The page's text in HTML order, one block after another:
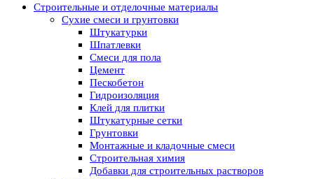
Строительные и отделочные материалы
Сухие смеси и грунтовки
Штукатурки
Шпатлевки
Смеси для пола
Цемент
Пескобетон
Гидроизоляция
Клей для плитки
Штукатурные сетки
Грунтовки
Монтажные и кладочные смеси
Строительная химия
Добавки для строительных растворов